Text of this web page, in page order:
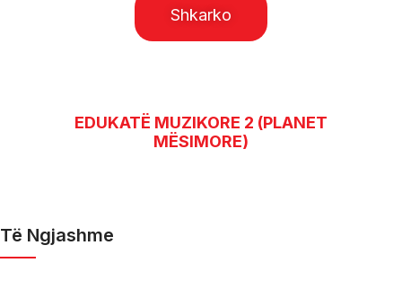
Shkarko
EDUKATË MUZIKORE 2 (PLANET
MËSIMORE)
Të Ngjashme